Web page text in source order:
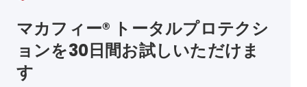
マカフィー® トータルプロテクシ
ョンを30日間お試しいただけま
す